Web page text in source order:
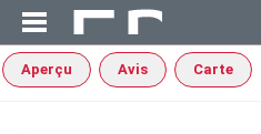
Aperçu Avis Carte